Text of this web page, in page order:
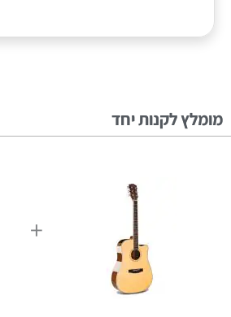
מומלץ לקנות יחד
+